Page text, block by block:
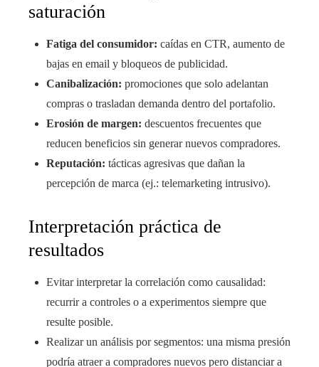
saturación
Fatiga del consumidor: caídas en CTR, aumento de
bajas en email y bloqueos de publicidad.
Canibalización: promociones que solo adelantan
compras o trasladan demanda dentro del portafolio.
Erosión de margen: descuentos frecuentes que
reducen beneficios sin generar nuevos compradores.
Reputación: tácticas agresivas que dañan la
percepción de marca (ej.: telemarketing intrusivo).
Interpretación práctica de
resultados
Evitar interpretar la correlación como causalidad:
recurrir a controles o a experimentos siempre que
resulte posible.
Realizar un análisis por segmentos: una misma presión
podría atraer a compradores nuevos pero distanciar a